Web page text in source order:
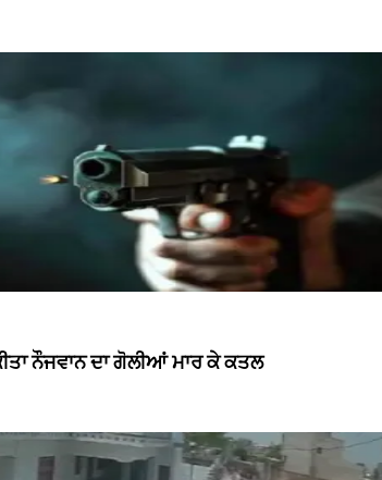
ਨੌਜਵਾਨ ਦਾ ਗੋਲੀਆਂ ਮਾਰ ਕੇ ਕਤਲ